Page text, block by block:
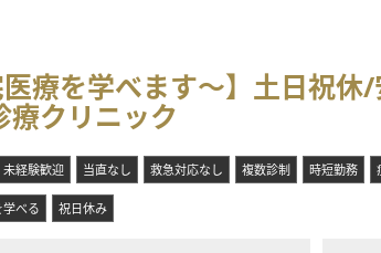
療を学べます～】土日祝
クリニック
未経験歓迎 当直なし 救急対応なし 複数診制 時短勤務
べる 祝日休み